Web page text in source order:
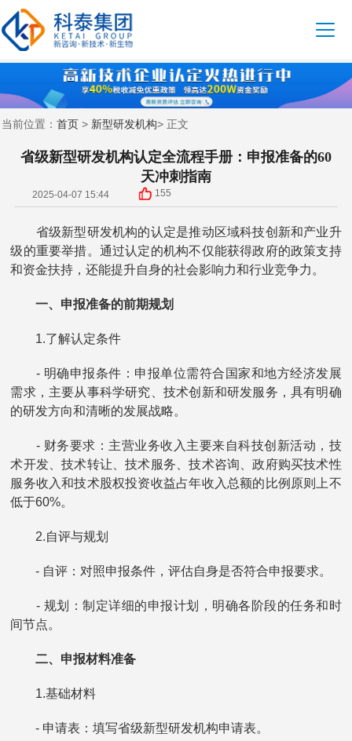
当前位置： 首页 > 新型研发机构> 正文
省级新型研发机构认定全流程手册：申报准备的60
天冲刺指南
2025-04-07 15:44 155
省级新型研发机构的认定是推动区域科技创新和产业升
级的重要举措。通过认定的机构不仅能获得政府的政策支持
和资金扶持，还能提升自身的社会影响力和行业竞争力。
一、申报准备的前期规划
1.了解认定条件
- 明确申报条件：申报单位需符合国家和地方经济发展
需求，主要从事科学研究、技术创新和研发服务，具有明确
的研发方向和清晰的发展战略。
- 财务要求：主营业务收入主要来自科技创新活动，技
术开发、技术转让、技术服务、技术咨询、政府购买技术性
服务收入和技术股权投资收益占年收入总额的比例原则上不
低于60%。
2.自评与规划
- 自评：对照申报条件，评估自身是否符合申报要求。
- 规划：制定详细的申报计划，明确各阶段的任务和时
间节点。
二、申报材料准备
1.基础材料
- 申请表：填写省级新型研发机构申请表。